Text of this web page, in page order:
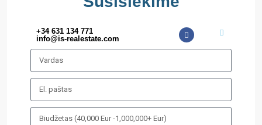
+34 631 134 771
info@is-realestate.com